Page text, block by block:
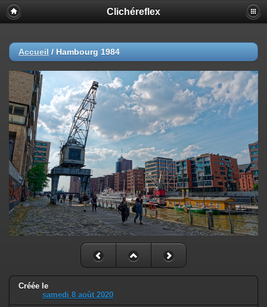
Clichéreflex
Accueil / Hambourg 1984
Créée le
samedi 8 août 2020